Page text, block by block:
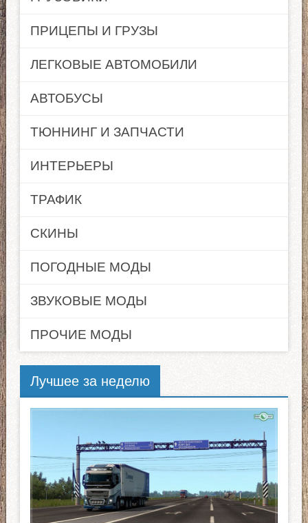
ПРИЦЕПЫ И ГРУЗЫ
ЛЕГКОВЫЕ АВТОМОБИЛИ
АВТОБУСЫ
ТЮННИНГ И ЗАПЧАСТИ
ИНТЕРЬЕРЫ
ТРАФИК
СКИНЫ
ПОГОДНЫЕ МОДЫ
ЗВУКОВЫЕ МОДЫ
ПРОЧИЕ МОДЫ
Лучшее за неделю